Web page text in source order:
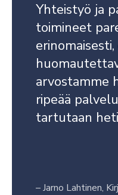
Yhteistyö ja
toimineet
arvostamme
ripeää
tartutaan
–Jarno Lahtinen,